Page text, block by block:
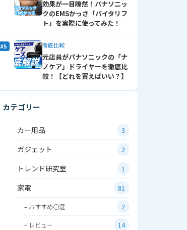
効果が一目瞭然！パナソニッ
クのEMSかっさ「バイタリフ
ト」を実際に使ってみた！
#5 徹底比較
元店員がパナソニックの「ナ
ノケア」ドライヤーを徹底比
較！【どれを買えばいい？】
カテゴリー
カー用品 3
ガジェット 2
トレンド研究室 1
家電 81
– おすすめ〇選 2
– レビュー 14